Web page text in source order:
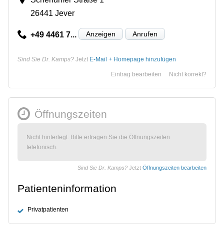
26441 Jever
+49 4461 7... Anzeigen Anrufen
Sind Sie Dr. Kamps? Jetzt E-Mail + Homepage hinzufügen
Nicht korrekt?
Eintrag bearbeiten
Öffnungszeiten
Nicht hinterlegt. Bitte erfragen Sie die Öffnungszeiten
telefonisch.
Sind Sie Dr. Kamps? Jetzt Öffnungszeiten bearbeiten
Patienteninformation
Privatpatienten